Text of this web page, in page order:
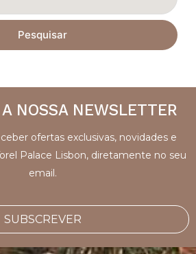
Pesquisar
NOSSA NEWSLETTER
ofertas exclusivas, novidades e
Palace Lisbon, diretamente no seu
email.
SUBSCREVER